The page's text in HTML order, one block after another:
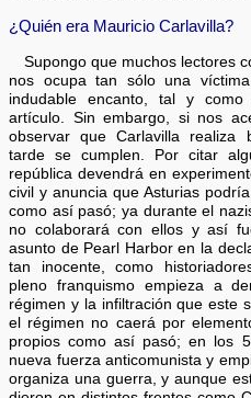
¿Quién era Mauricio Carlavilla?
Supongo que muchos lectores
nos ocupa tan sólo una
indudable encanto, tal y
artículo. Sin embargo, si nos
observar que Carlavilla realiza
tarde se cumplen. Por citar
república devendrá en
civil y anuncia que Asturias
como así pasó; ya durante el
no colaborará con ellos y así
asunto de Pearl Harbor en la
tan inocente, como
pleno franquismo empieza a
régimen y la infiltración que este
el régimen no caerá por
propios como así pasó; en los
nueva fuerza anticomunista y
organiza una guerra, y aunque